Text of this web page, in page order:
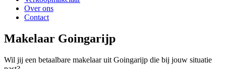
Over ons
Contact
Makelaar Goingarijp
Wil jij een betaalbare makelaar uit Goingarijp die bij jouw situatie